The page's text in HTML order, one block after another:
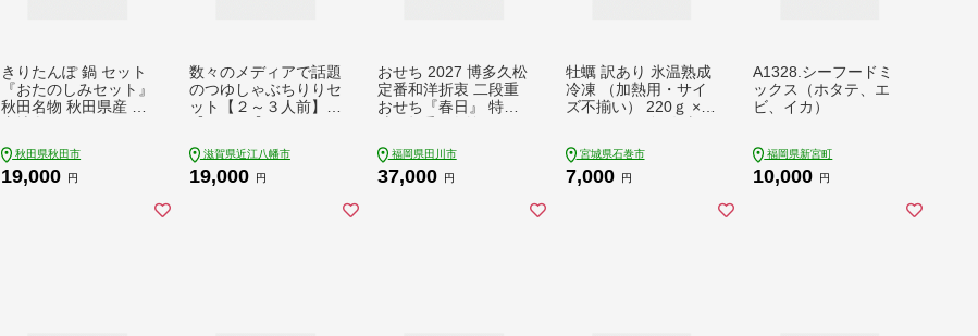
きりたんぽ 鍋 セット
『おたのしみセット』
秋田名物 秋田県産 比
0個 自家製 比内地鶏
スープ
秋田県秋田市
19,000 円
数々のメディアで話題
のつゆしゃぶちりりセ
ット【２～３人前】
滋賀県近江八幡市
19,000 円
おせち 2027 博多久松
定番和洋折衷 二段重
おせち『春日』 特大8
おせち 縁起物 祝箸付
福岡 お節 オセチ oseti
福岡県田川市
37,000 円
牡蠣 訳あり 氷温熟成
冷凍 （加熱用・サイ
ズ不揃い） 220ｇ × 3
揃い 貝 水産物 貝類
海の幸 BBQ バーベキ
宮城県石巻市
7,000 円
A1328.シーフードミ
ックス（ホタテ、エ
ビ、イカ）
福岡県新宮町
10,000 円